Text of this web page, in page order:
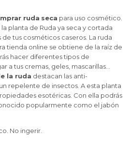
ruda seca para uso cosmético.
planta de Ruda ya seca y cortada
de tus cosméticos caseros. La ruda
tienda online se obtiene de la raíz de
hacer diferentes tipos de
a tus cremas, geles, mascarillas...
la ruda destacan las anti-
repelente de insectos. A esta planta
esotéricas. Con ella podrás
popularmente como el jabón
No ingerir.